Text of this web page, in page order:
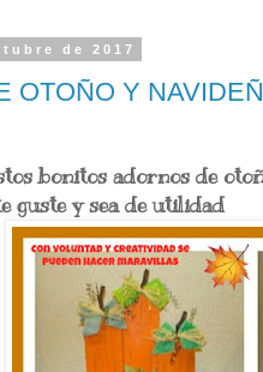
de 2017
OTOÑO Y
bonitos adornos de
guste y sea de utilidad